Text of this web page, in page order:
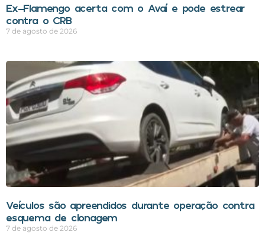
Ex-Flamengo acerta com o Avaí e pode estrear
contra o CRB
7 de agosto de 2026
Veículos são apreendidos durante operação contra
esquema de clonagem
7 de agosto de 2026